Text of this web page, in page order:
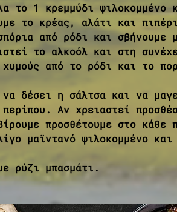
το 1 κρεμμύδι ψιλοκομμένο
το κρέας, αλάτι και
από ρόδι και
το αλκοόλ και στη
από το ρόδι και το
να δέσει η σάλτσα και να
Αν χρειαστεί
προσθέτουμε στο κάθε
μαϊντανό ψιλοκομμένο
ρύζι μπασμάτι.